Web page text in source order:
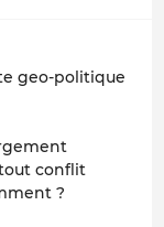
geo-politique
conflit
?